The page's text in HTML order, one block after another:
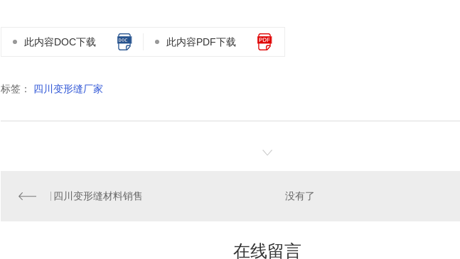
此内容DOC下载 此内容PDF下载
标签： 四川变形缝厂家
四川变形缝材料销售 没有了
在线留言